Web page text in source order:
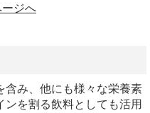
ジへ
含み、他にも様々な栄養素
を割る飲料としても活用